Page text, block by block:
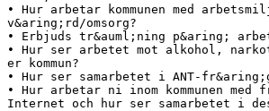
• Hur arbetar kommunen med
v&aring;rd/omsorg?
• Erbjuds tr&auml;ning p&aring;
• Hur ser arbetet mot alkohol,
er kommun?
• Hur ser samarbetet i ANT-
• Hur arbetar ni inom kommunen
Internet och hur ser samarbetet i